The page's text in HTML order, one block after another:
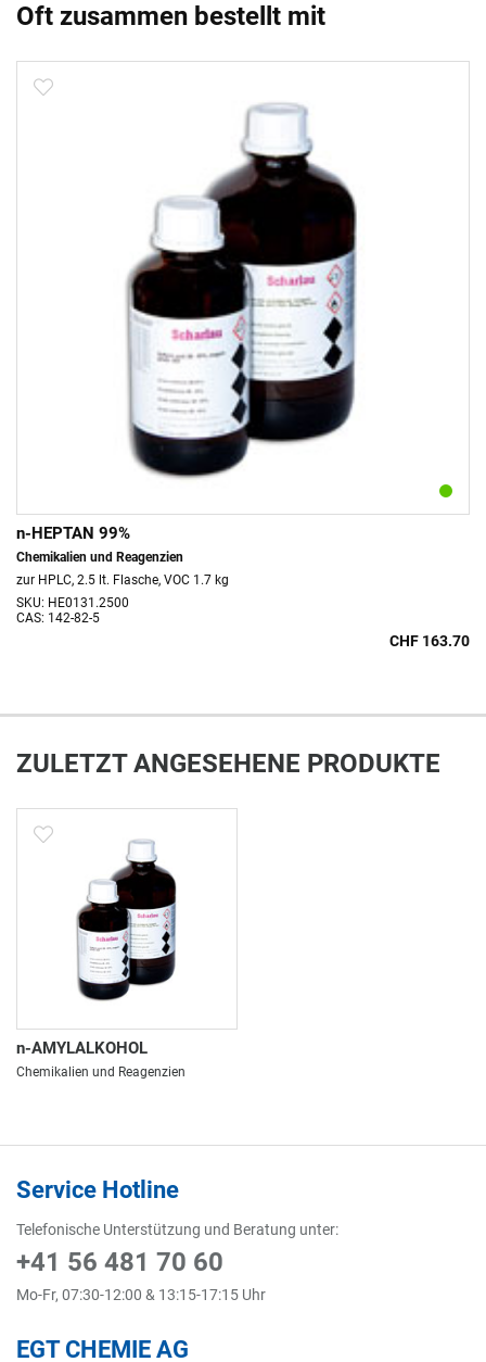
Oft zusammen bestellt mit
n-HEPTAN 99%
Chemikalien und Reagenzien
zur HPLC, 2.5 lt. Flasche, VOC 1.7 kg
SKU: HE0131.2500
CAS: 142-82-5
CHF 163.70
ZULETZT ANGESEHENE PRODUKTE
n-AMYLALKOHOL
Chemikalien und Reagenzien
Service Hotline
Telefonische Unterstützung und Beratung unter:
+41 56 481 70 60
Mo-Fr, 07:30-12:00 & 13:15-17:15 Uhr
EGT CHEMIE AG